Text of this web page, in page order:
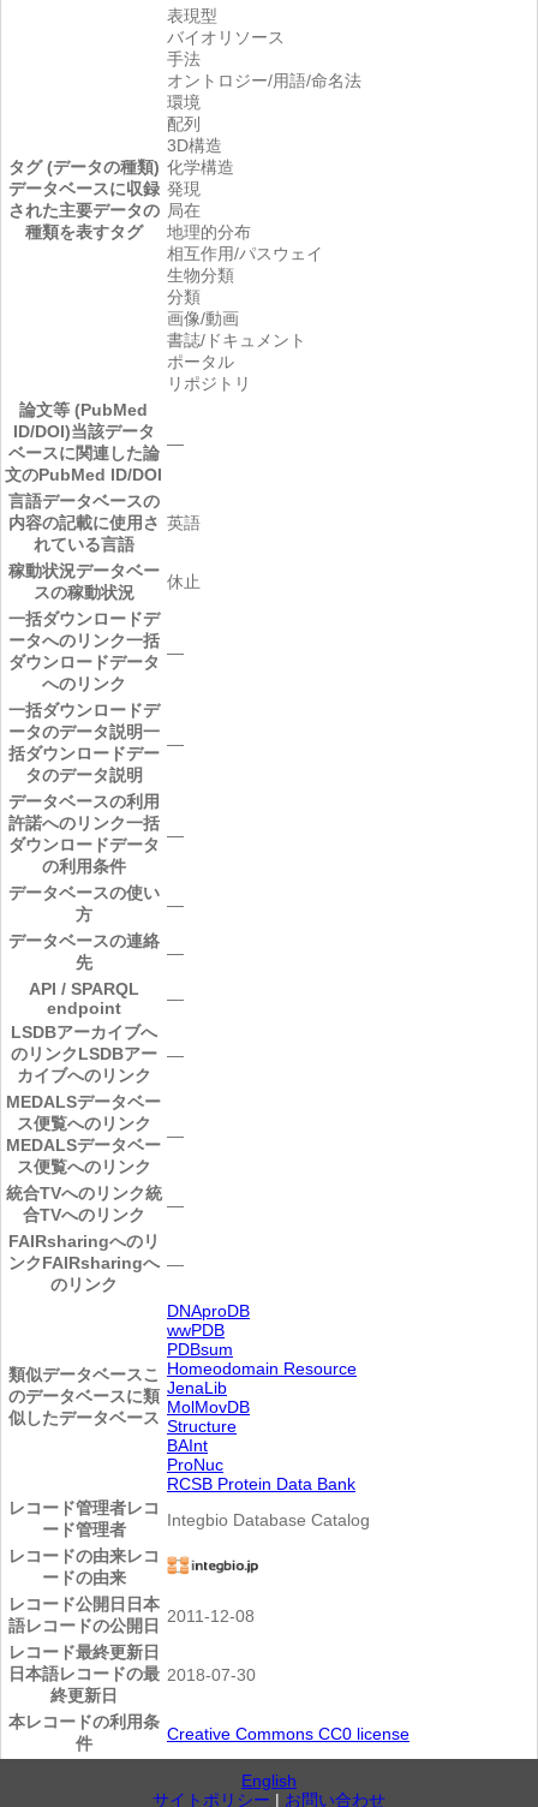
タグ (データの種類)
データベースに収録
された主要データの
種類を表すタグ
表現型
バイオリソース
手法
オントロジー/用語/命名法
環境
配列
3D構造
化学構造
発現
局在
地理的分布
相互作用/パスウェイ
生物分類
分類
画像/動画
書誌/ドキュメント
ポータル
リポジトリ
論文等 (PubMed
ID/DOI)当該データ
ベースに関連した論
文のPubMed ID/DOI
―
言語データベースの
内容の記載に使用さ
れている言語
英語
稼動状況データベー
スの稼動状況
休止
一括ダウンロードデ
ータへのリンク一括
ダウンロードデータ
へのリンク
―
一括ダウンロードデ
ータのデータ説明一
括ダウンロードデー
タのデータ説明
―
データベースの利用
許諾へのリンク一括
ダウンロードデータ
の利用条件
―
データベースの使い
方
―
データベースの連絡
先
―
API / SPARQL
endpoint
―
LSDBアーカイブへ
のリンクLSDBアー
カイブへのリンク
―
MEDALSデータベー
ス便覧へのリンク
MEDALSデータベー
ス便覧へのリンク
―
統合TVへのリンク統
合TVへのリンク
―
FAIRsharingへのリ
ンクFAIRsharingへ
のリンク
―
類似データベースこ
のデータベースに類
似したデータベース
DNAproDB
wwPDB
PDBsum
Homeodomain Resource
JenaLib
MolMovDB
Structure
BAInt
ProNuc
RCSB Protein Data Bank
レコード管理者レコ
ード管理者
Integbio Database Catalog
レコードの由来レコ
ードの由来
レコード公開日 日本
語レコードの公開日
2011-12-08
レコード最終更新日
日本語レコードの最
終更新日
2018-07-30
本レコードの利用条
件
Creative Commons CC0 license
English
サイトポリシー | お問い合わせ